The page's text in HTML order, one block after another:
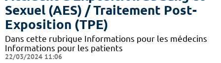
Sexuel (AES) / Traitement Post-
Exposition (TPE)
Dans cette rubrique Informations pour les médecins
Informations pour les patients
22/03/2024 11:06